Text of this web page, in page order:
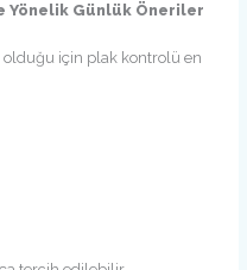
Yönelik Günlük Öneriler
olduğu için plak kontrolü en